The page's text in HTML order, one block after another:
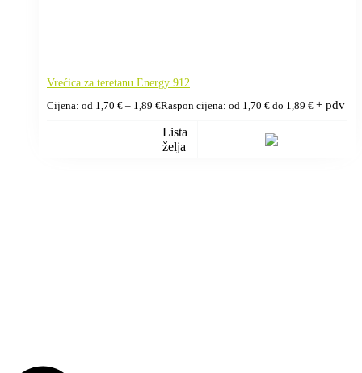
Vrećica za teretanu Energy 912
Cijena: od 1,70 € – 1,89 €Raspon cijena: od 1,70 € do 1,89 € + pdv
Lista
želja